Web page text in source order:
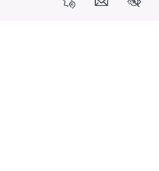
DirectionsContact